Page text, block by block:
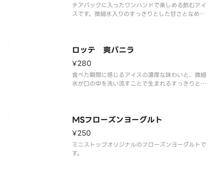
チアパックに入ったワンハンドで楽しめる飲むアイ
スです。微細氷入りのすっきりとした甘さとなめら
ロッテ 爽バニラ
¥280
食べた瞬間に感じるアイスの濃厚な味わいと、微細
氷が口の中を洗い流すことで生まれるすっきりとし
※品質に配慮して配送いたしますが、商品性質上溶
MSフローズンヨーグルト
¥250
ミニストップオリジナルのフローズンヨーグルトで
す。